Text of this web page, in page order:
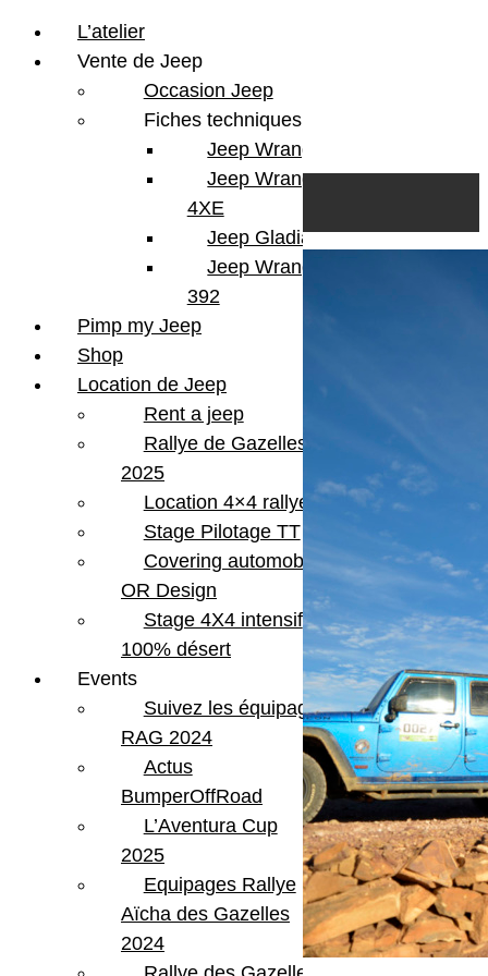
L’atelier
Vente de Jeep
Occasion Jeep
Fiches techniques
Jeep Wrangler JL
Jeep Wrangler
4XE
Jeep Gladiator
Jeep Wrangler V8
392
Pimp my Jeep
Shop
Location de Jeep
Rent a jeep
Rallye de Gazelles
2025
Location 4×4 rallye
Stage Pilotage TT
Covering automobile –
OR Design
Stage 4X4 intensif
100% désert
Events
Suivez les équipages
RAG 2024
Actus
BumperOffRoad
L’Aventura Cup
2025
Equipages Rallye
Aïcha des Gazelles
2024